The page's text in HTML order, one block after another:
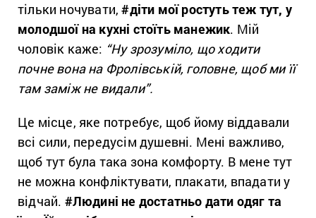
тільки ночувати,#діти мої ростуть теж тут, у
молодшої на кухні стоїть манежик. Мій
чоловік каже: “Ну зрозуміло, що ходити
почне вона на Фролівській, головне, щоб ми її
там заміж не видали”.
Це місце, яке потребує, щоб йому віддавали
всі сили, передусім душевні. Мені важливо,
щоб тут була така зона комфорту. В мене тут
не можна конфліктувати, плакати, впадати у
відчай. #Людині не достатньо дати одяг та